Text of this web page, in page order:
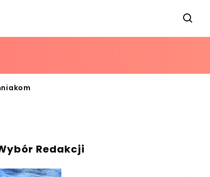
Redakcji